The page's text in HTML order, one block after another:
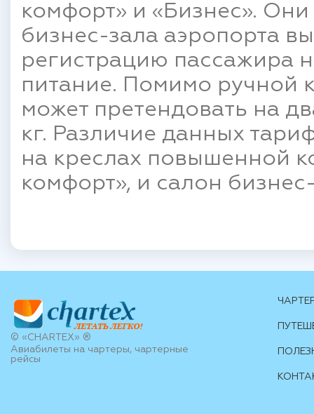
комфорт» и «Бизнес».
бизнес-зала аэропорта
регистрацию пассажира
питание. Помимо ручной
может претендовать на
кг. Различие данных
на креслах повышенной
комфорт», и салон
© «CHARTEX» ®
Авиабилеты на чартеры, чартерные
рейсы